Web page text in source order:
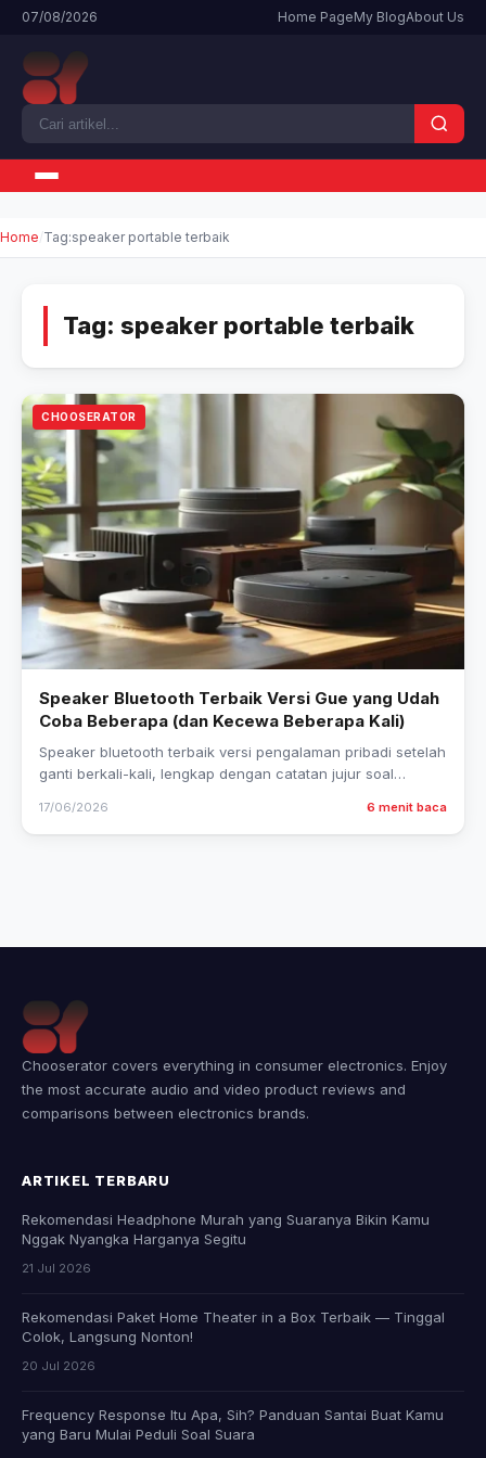
07/08/2026 Home PageMy BlogAbout Us
Home Tag:speaker portable terbaik
Tag: speaker portable terbaik
CHOOSERATOR
Speaker Bluetooth Terbaik Versi Gue yang Udah
Coba Beberapa (dan Kecewa Beberapa Kali)
Speaker bluetooth terbaik versi pengalaman pribadi setelah
ganti berkali-kali, lengkap dengan catatan jujur soal
17/06/2026 6 menit baca
Chooserator covers everything in consumer electronics. Enjoy
the most accurate audio and video product reviews and
comparisons between electronics brands.
ARTIKEL TERBARU
Rekomendasi Headphone Murah yang Suaranya Bikin Kamu
Nggak Nyangka Harganya Segitu
21 Jul 2026
Rekomendasi Paket Home Theater in a Box Terbaik — Tinggal
Colok, Langsung Nonton!
20 Jul 2026
Frequency Response Itu Apa, Sih? Panduan Santai Buat Kamu
yang Baru Mulai Peduli Soal Suara